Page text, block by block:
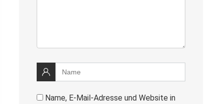
Name, E-Mail-Adresse und Website in